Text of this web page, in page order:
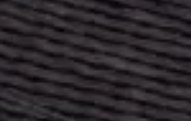
Economisez dès
Entreprise locale
Obtenir un devis